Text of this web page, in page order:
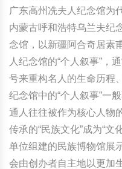
广东高州冼夫人纪念馆为
内蒙古呼和浩特乌兰夫纪
念馆，以新疆阿合奇居素
人纪念馆的“个人叙事”，
号来重构名人的生命历程
纪念馆中的“个人叙事”一
通人往往被作为核心人物
传承的“民族文化”成为“文
单位组建的民族博物馆展
会由创办者自主地以更加